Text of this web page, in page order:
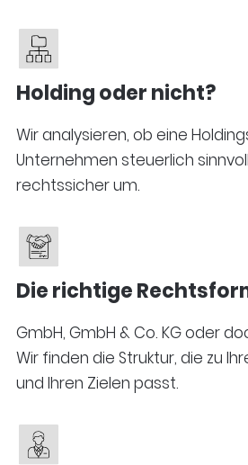
Holding oder nicht?
Wir analysieren, ob eine
Unternehmen steuerlich
rechtssicher um.
Die richtige
GmbH, GmbH & Co. KG oder
Wir finden die Struktur, die zu
und Ihren Zielen passt.